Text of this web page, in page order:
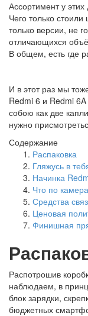
Ассортимент у
Чего только
только версии, не
отличающихся
В общем, есть где
И в этот раз мы
Redmi 6 и Redmi
собою как две
нужно
Содержание
Распаковка
Гляжусь в
Начинка
Что по
Средства
Ценовая
Финишная
Распотрошив
наблюдаем, в
блок зарядки,
бюджетных